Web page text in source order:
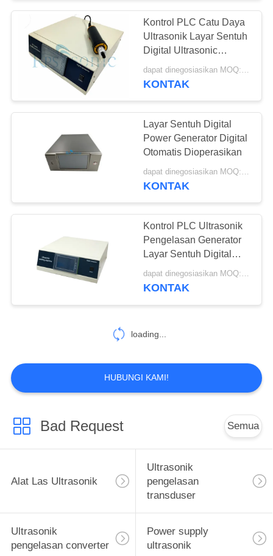
Kontrol PLC Catu Daya
Ultrasonik Layar Sentuh
Digital Ultrasonic
Generator
KONTAK
Layar Sentuh Digital
Power Generator Digital
Otomatis Dioperasikan
dapat dinegosiasikan MOQ:1pcs
KONTAK
Kontrol PLC Ultrasonik
Pengelasan Generator
Layar Sentuh Digital
Ultrasonic Generator
dapat dinegosiasikan MOQ:1pcs
KONTAK
loading...
HUBUNGI KAMI!
Bad Request Semua
Alat Las Ultrasonik
Ultrasonik
pengelasan
transduser
Ultrasonik
pengelasan converter
Power supply
ultrasonik